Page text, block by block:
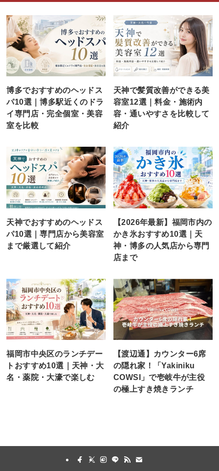
博多でおすすめのヘッドス
パ10選｜博多駅近くのドラ
イ専門店・完全個室・美容
室を比較
天神で髪質改善ができる美
容室12選｜料金・施術内
容・通いやすさを比較して
紹介
天神でおすすめのヘッドス
パ10選｜専門店から美容室
まで厳選して紹介
【2026年最新】福岡市内の
かき氷おすすめ10選｜天
神・博多の人気店から専門
店まで
福岡市中央区のランチデー
トおすすめ10選｜天神・大
名・薬院・大濠で楽しむ
【渡辺通】カウンター6席
の隠れ家！「Yakiniku
COWSI」で壱岐牛が主役
の極上すき焼きランチ